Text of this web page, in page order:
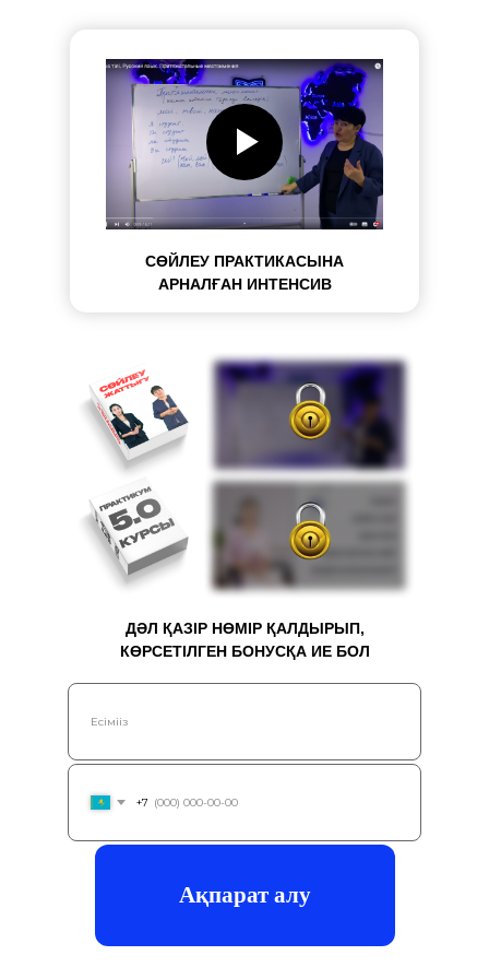
СӨЙЛЕУ ПРАКТИКАСЫНА
АРНАЛҒАН ИНТЕНСИВ
ДӘЛ ҚАЗІР НӨМІР ҚАЛДЫРЫП,
КӨРСЕТІЛГЕН БОНУСҚА ИЕ БОЛ
+7
Ақпарат алу